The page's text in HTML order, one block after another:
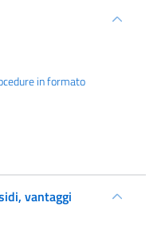
in formato
vantaggi